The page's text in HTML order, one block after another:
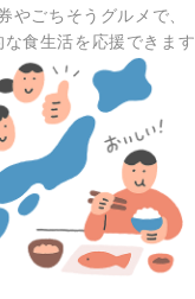
やごちそうグルメで、
な食生活を応援できます